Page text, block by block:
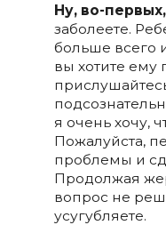
Ну, во-первых,
заболеете.
больше всего
вы хотите ему
я очень хочу,
Пожалуйста,
проблемы и
Продолжая
вопрос не
усугубляете.